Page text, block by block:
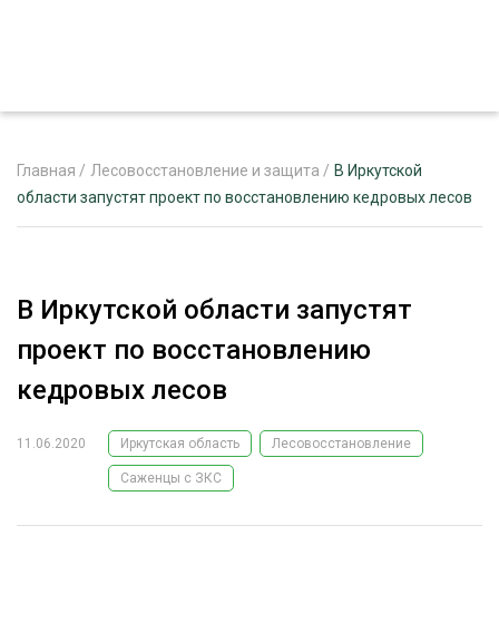
РЕКЛАМОДАТЕЛЯМ
ЛЕСНОЕ ХОЗЯЙСТВО
ЛЕСОЗАГОТОВКА
ОБРАБОТКА ДРЕВЕСИНЫ
ЭКСПЕРТНОЕ МНЕНИЕ
Главная / Лесовосстановление и защита / В Иркутской
области запустят проект по восстановлению кедровых лесов
В Иркутской области запустят
проект по восстановлению
кедровых лесов
11.06.2020 Иркутская область Лесовосстановление
Саженцы с ЗКС